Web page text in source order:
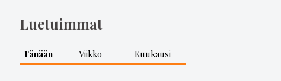
Luetuimmat
Tänään Viikko Kuukausi